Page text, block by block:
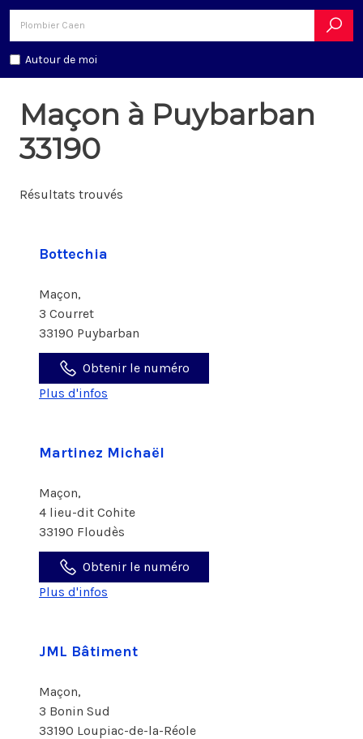
Autour de moi
Maçon à Puybarban
33190
Résultats trouvés
Bottechia
Maçon,
3 Courret
33190 Puybarban
Obtenir le numéro
Plus d'infos
Martinez Michaël
Maçon,
4 lieu-dit Cohite
33190 Floudès
Obtenir le numéro
Plus d'infos
JML Bâtiment
Maçon,
3 Bonin Sud
33190 Loupiac-de-la-Réole